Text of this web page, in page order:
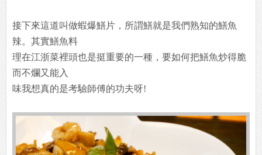
接下來這道叫做蝦爆鱔片，所謂鱔就是我們熟知的鱔魚
辣。其實鱔魚料
理在江浙菜裡頭也是挺重要的一種，要如何把鱔魚炒得脆
而不爛又能入
味我想真的是考驗師傅的功夫呀!